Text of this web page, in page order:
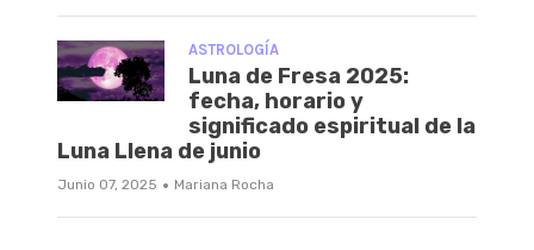
ASTROLOGÍA
Luna de Fresa 2025:
fecha, horario y
significado espiritual de la
Luna Llena de junio
Junio 07, 2025 · Mariana Rocha